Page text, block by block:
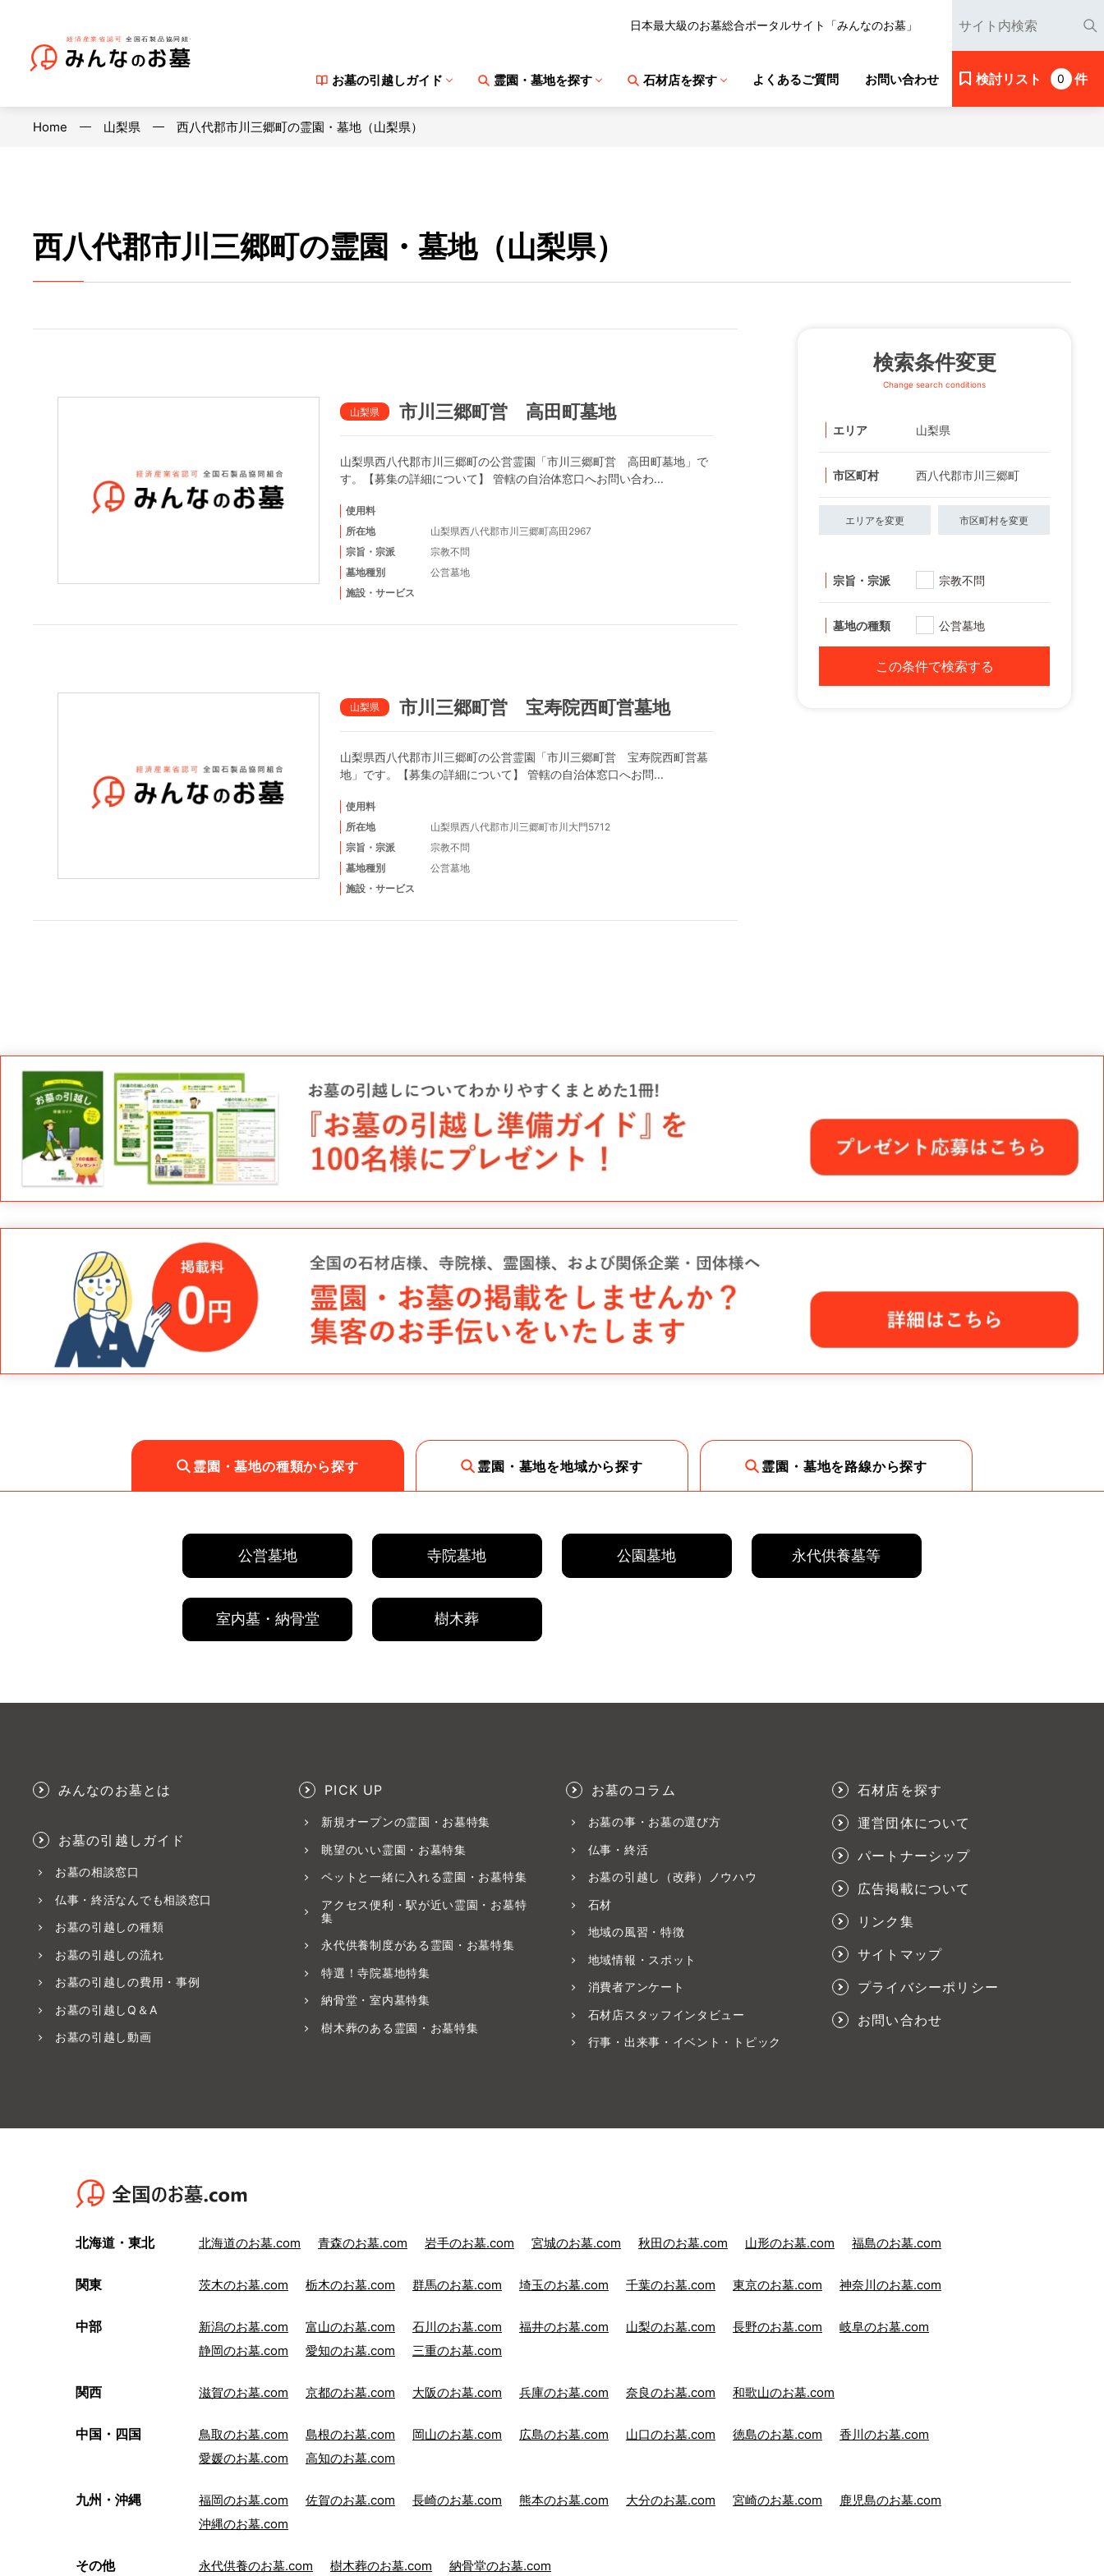
日本最大級のお墓総合ポータルサイト「みんなのお墓」
お墓の引越しガイド 霊園・墓地を探す 石材店を探す よくあるご質問 お問い合わせ 検討リスト 0 件
Home 山梨県 西八代郡市川三郷町の霊園・墓地（山梨県）
西八代郡市川三郷町の霊園・墓地（山梨県）
山梨県 市川三郷町営 高田町墓地
山梨県西八代郡市川三郷町の公営霊園「市川三郷町営 高田町墓地」で
す。【募集の詳細について】 管轄の自治体窓口へお問い合わ...
使用料
所在地
山梨県西八代郡市川三郷町高田2967
宗旨・宗派
宗教不問
墓地種別
公営墓地
施設・サービス
山梨県 市川三郷町営 宝寿院西町営墓地
山梨県西八代郡市川三郷町の公営霊園「市川三郷町営 宝寿院西町営墓
地」です。【募集の詳細について】 管轄の自治体窓口へお問...
使用料
所在地
山梨県西八代郡市川三郷町市川大門5712
宗旨・宗派
宗教不問
墓地種別
公営墓地
施設・サービス
検索条件変更
Change search conditions
エリア 山梨県
市区町村 西八代郡市川三郷町
エリアを変更 市区町村を変更
宗旨・宗派 宗教不問
墓地の種類 公営墓地
この条件で検索する
霊園・墓地の種類から探す 霊園・墓地を地域から探す 霊園・墓地を路線から探す
公営墓地 寺院墓地 公園墓地 永代供養墓等
室内墓・納骨堂 樹木葬
みんなのお墓とは
お墓の引越しガイド
お墓の相談窓口
仏事・終活なんでも相談窓口
お墓の引越しの種類
お墓の引越しの流れ
お墓の引越しの費用・事例
お墓の引越しQ＆A
お墓の引越し動画
PICK UP
新規オープンの霊園・お墓特集
眺望のいい霊園・お墓特集
ペットと一緒に入れる霊園・お墓特集
アクセス便利・駅が近い霊園・お墓特
集
永代供養制度がある霊園・お墓特集
特選！寺院墓地特集
納骨堂・室内墓特集
樹木葬のある霊園・お墓特集
お墓のコラム
お墓の事・お墓の選び方
仏事・終活
お墓の引越し（改葬）ノウハウ
石材
地域の風習・特徴
地域情報・スポット
消費者アンケート
石材店スタッフインタビュー
行事・出来事・イベント・トピック
石材店を探す
運営団体について
パートナーシップ
広告掲載について
リンク集
サイトマップ
プライバシーポリシー
お問い合わせ
北海道・東北 北海道のお墓.com 青森のお墓.com 岩手のお墓.com 宮城のお墓.com 秋田のお墓.com 山形のお墓.com 福島のお墓.com
関東 茨木のお墓.com 栃木のお墓.com 群馬のお墓.com 埼玉のお墓.com 千葉のお墓.com 東京のお墓.com 神奈川のお墓.com
中部 新潟のお墓.com 富山のお墓.com 石川のお墓.com 福井のお墓.com 山梨のお墓.com 長野のお墓.com
岐阜のお墓.com
静岡のお墓.com
愛知のお墓.com 三重のお墓.com
関西 滋賀のお墓.com 京都のお墓.com 大阪のお墓.com 兵庫のお墓.com 奈良のお墓.com 和歌山のお墓.com
中国・四国 鳥取のお墓.com 島根のお墓.com 岡山のお墓.com 広島のお墓.com 山口のお墓.com 徳島のお墓.com
香川のお墓.com
愛媛のお墓.com
高知のお墓.com
九州・沖縄 福岡のお墓.com 佐賀のお墓.com 長崎のお墓.com 熊本のお墓.com 大分のお墓.com 宮崎のお墓.com
鹿児島のお墓.com
沖縄のお墓.com
その他 永代供養のお墓.com 樹木葬のお墓.com 納骨堂のお墓.com